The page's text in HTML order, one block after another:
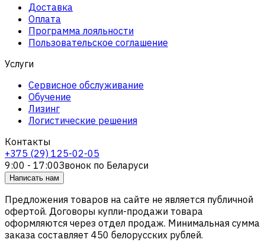
Доставка
Оплата
Программа лояльности
Пользовательское соглашение
Услуги
Сервисное обслуживание
Обучение
Лизинг
Логистические решения
Контакты
+375 (29) 125-02-05
9:00 - 17:00Звонок по Беларуси
Написать нам
Предложения товаров на сайте не является публичной
офертой. Договоры купли-продажи товара
оформляются через отдел продаж. Минимальная сумма
заказа составляет 450 белорусских рублей.